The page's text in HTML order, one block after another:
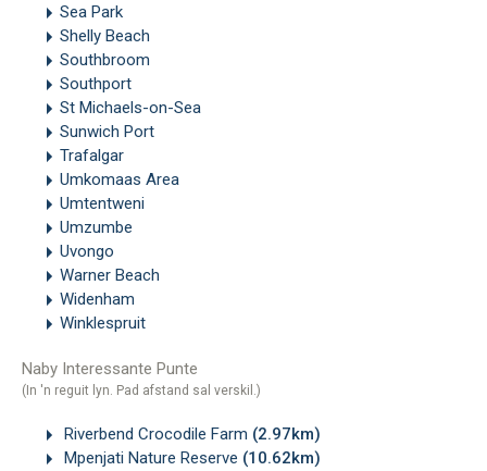
Sea Park
Shelly Beach
Southbroom
Southport
St Michaels-on-Sea
Sunwich Port
Trafalgar
Umkomaas Area
Umtentweni
Umzumbe
Uvongo
Warner Beach
Widenham
Winklespruit
Naby Interessante Punte
(In 'n reguit lyn. Pad afstand sal verskil.)
Riverbend Crocodile Farm (2.97km)
Mpenjati Nature Reserve (10.62km)